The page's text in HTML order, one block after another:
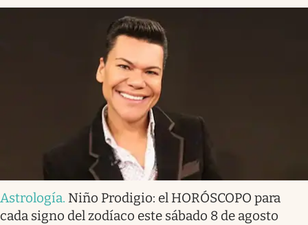
Astrología. Niño Prodigio: el HORÓSCOPO para
cada signo del zodíaco este sábado 8 de agosto